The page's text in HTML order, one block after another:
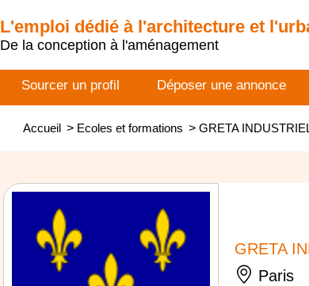
L'emploi dédié à l'architecture et
De la conception à l'aménagement
Sourcer un profil Déposer une annonce
Accueil > Ecoles et formations > GRETA
GRETA
Paris